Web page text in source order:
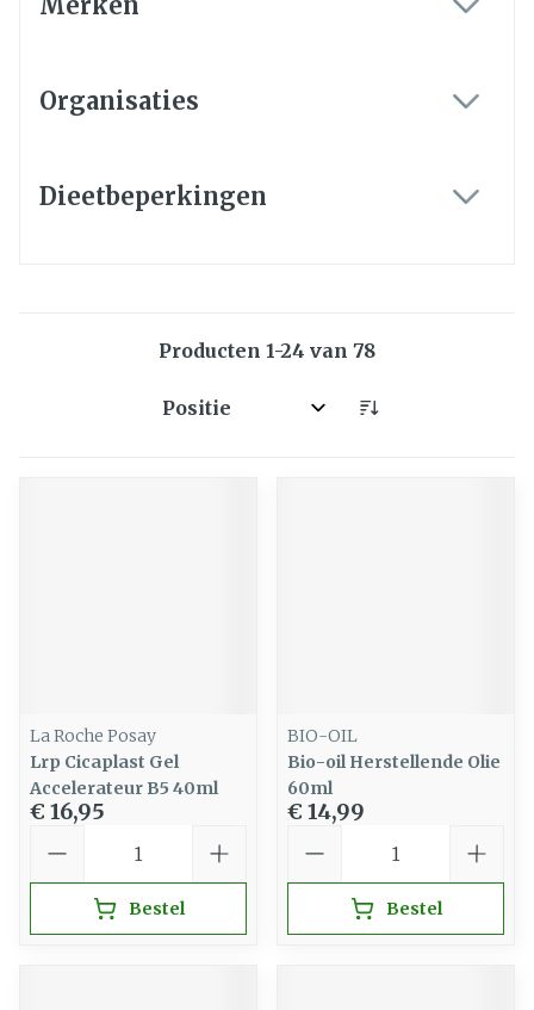
Organisaties
Dieetbeperkingen
Producten 1-24 van 78
Sorteer op:
La Roche Posay
Lrp Cicaplast Gel
Accelerateur B5 40ml
€ 16,95
Bestel
BIO-OIL
Bio-oil Herstellende Olie
60ml
€ 14,99
Bestel